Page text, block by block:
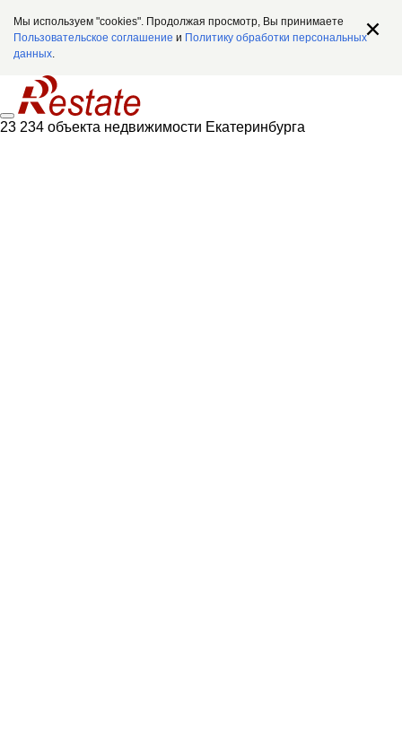
Мы используем "cookies". Продолжая просмотр, Вы принимаете
Пользовательское соглашение и Политику обработки персональных
данных.
23 234 объекта недвижимости Екатеринбурга